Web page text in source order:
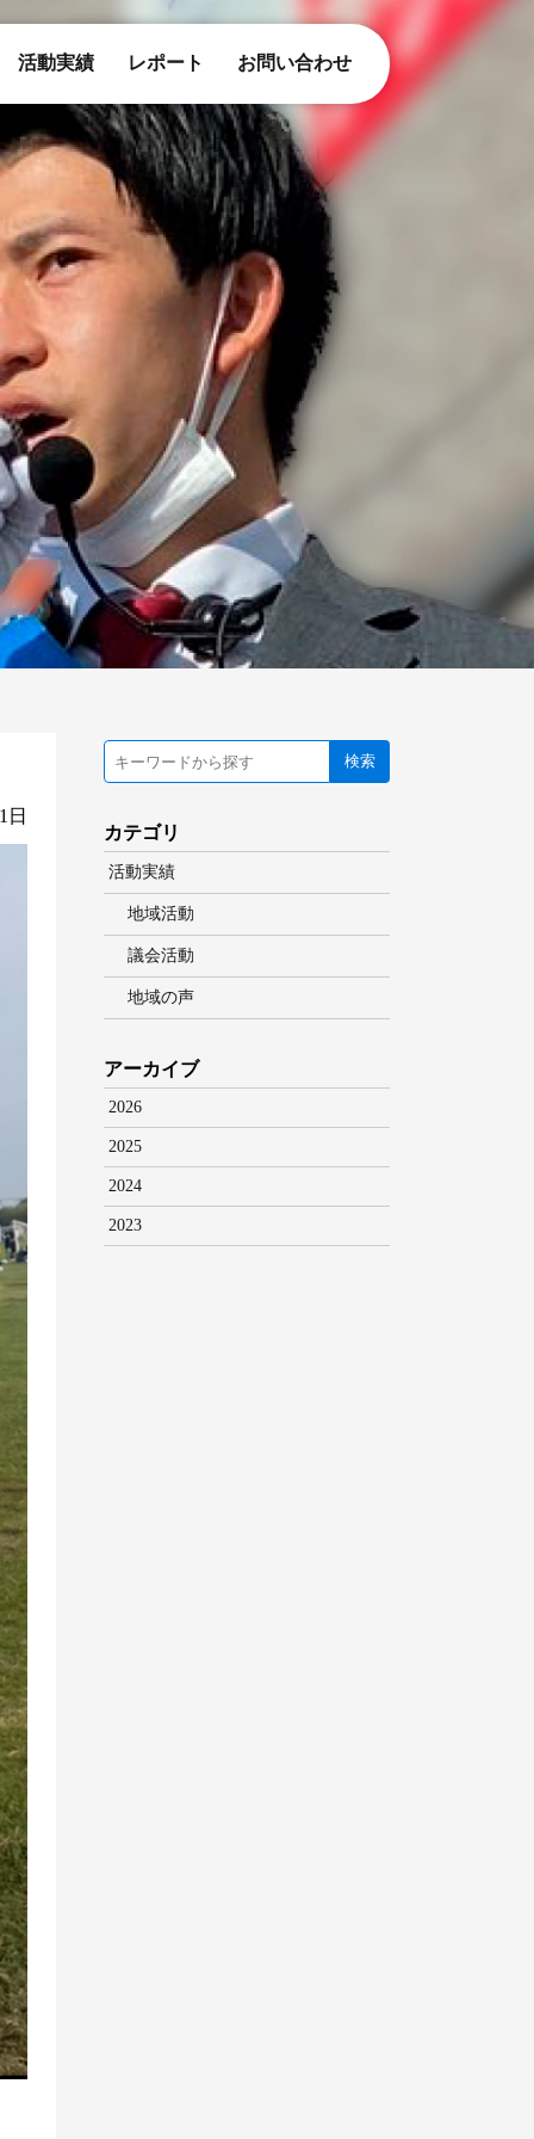
活動実績 レポート お問い合わせ
日
検索
カテゴリ
活動実績
地域活動
議会活動
地域の声
アーカイブ
2026
2025
2024
2023